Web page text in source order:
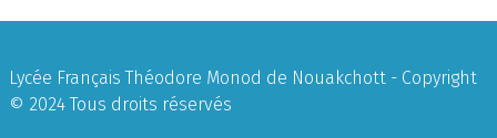
Lycée Français Théodore Monod de Nouakchott - Copyright
© 2024 Tous droits réservés